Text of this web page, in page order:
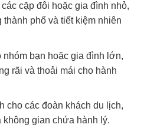
cặp đôi hoặc gia đình nhỏ,
phố và tiết kiệm nhiên
nhóm bạn hoặc gia đình lớn,
rãi và thoải mái cho hành
cho các đoàn khách du lịch,
không gian chứa hành lý.